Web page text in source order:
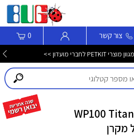
צור קשר 0
סמארטפון משוריין WP100 Titan